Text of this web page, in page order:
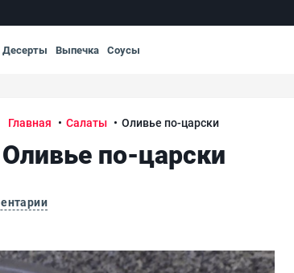
Десерты Выпечка Соусы
Главная Салаты Оливье по-царски
Оливье по-царски